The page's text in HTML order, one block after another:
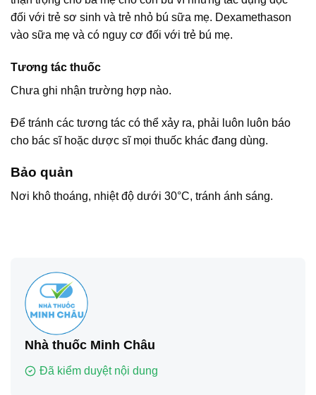
đối với trẻ sơ sinh và trẻ nhỏ bú sữa mẹ. Dexamethason
vào sữa mẹ và có nguy cơ đối với trẻ bú mẹ.
Tương tác thuốc
Chưa ghi nhận trường hợp nào.
Để tránh các tương tác có thể xảy ra, phải luôn luôn báo
cho bác sĩ hoặc dược sĩ mọi thuốc khác đang dùng.
Bảo quản
Nơi khô thoáng, nhiệt độ dưới 30°C, tránh ánh sáng.
Nhà thuốc Minh Châu
Đã kiểm duyệt nội dung